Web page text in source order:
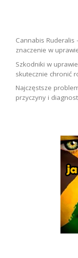
Cannabis
znaczenie w
Szkodniki w
skutecznie chronić
Najczęstsze
przyczyny i